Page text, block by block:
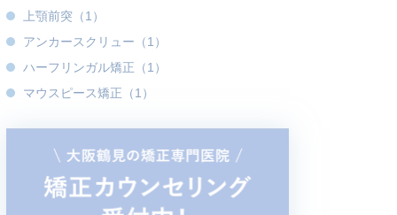
上顎前突（1）
アンカースクリュー（1）
ハーフリンガル矯正（1）
マウスピース矯正（1）